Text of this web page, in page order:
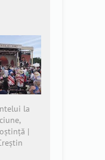
la
|